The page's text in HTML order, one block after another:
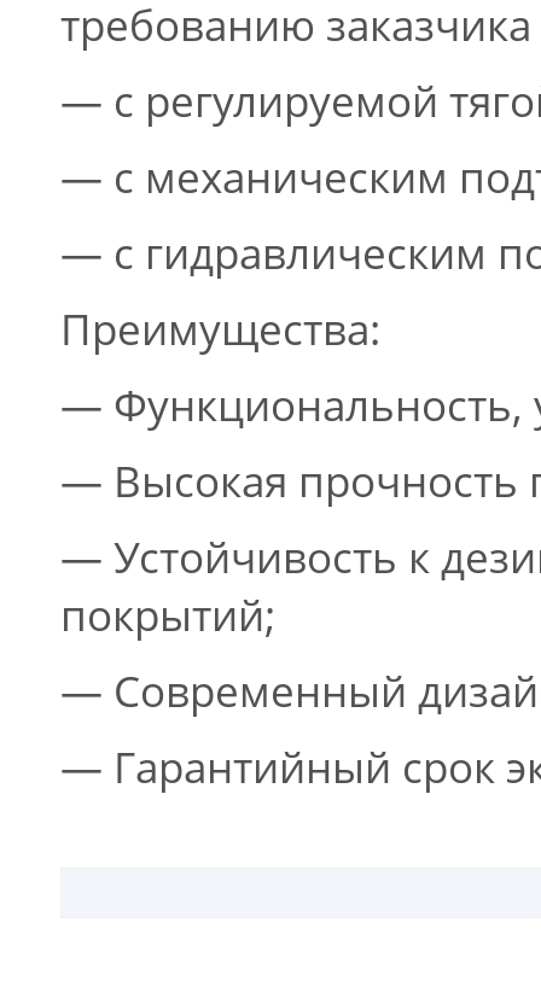
требованию
— с регулируемой
— с механическим
— с гидравлическим
Преимущества:
— Функциональность,
— Высокая
— Устойчивость к
покрытий;
— Современный
— Гарантийный срок